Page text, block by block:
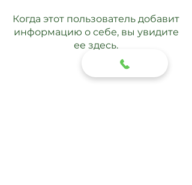
Когда этот пользователь добавит
информацию о себе, вы увидите
ее здесь.